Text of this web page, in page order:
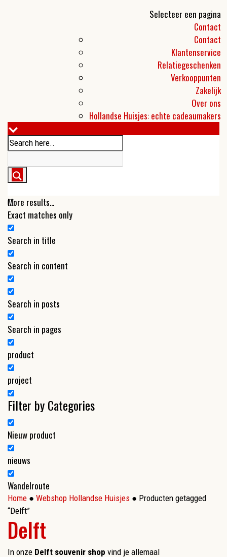
Selecteer een pagina
Contact
Contact
Klantenservice
Relatiegeschenken
Verkooppunten
Zakelijk
Over ons
Hollandse Huisjes: echte cadeaumakers
More results...
Exact matches only
Search in title
Search in content
Search in posts
Search in pages
product
project
Filter by Categories
Nieuw product
nieuws
Wandelroute
Home ● Webshop Hollandse Huisjes ● Producten getagged
“Delft”
Delft
In onze Delft souvenir shop vind je allemaal